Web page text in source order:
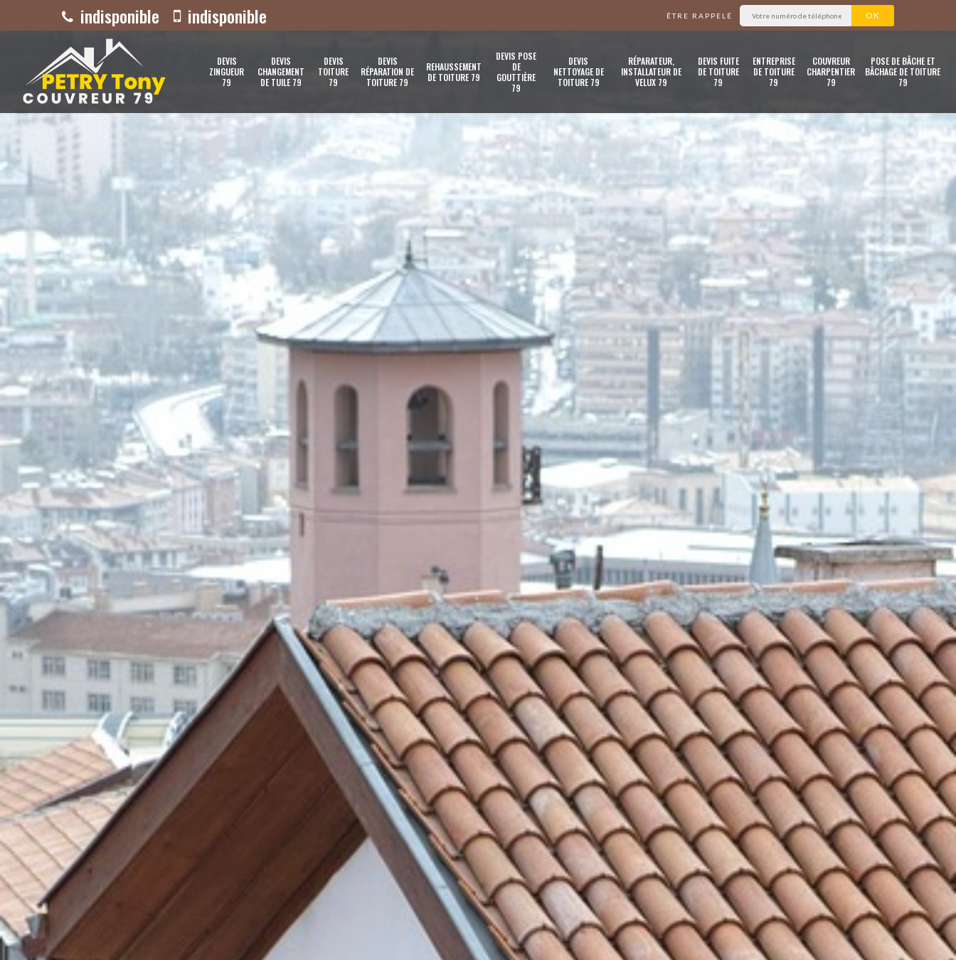
indisponible indisponible ÊTRE RAPPELÉ
DEVIS
ZINGUEUR
79
DEVIS
CHANGEMENT
DE TUILE 79
DEVIS
TOITURE
79
DEVIS
RÉPARATION DE
TOITURE 79
REHAUSSEMENT
DE TOITURE 79
DEVIS POSE
DE
GOUTTIÈRE
79
DEVIS
NETTOYAGE DE
TOITURE 79
RÉPARATEUR,
INSTALLATEUR DE
VELUX 79
DEVIS FUITE
DE TOITURE
79
ENTREPRISE
DE TOITURE
79
COUVREUR
CHARPENTIER
79
POSE DE BÂCHE ET
BÂCHAGE DE TOITURE
79